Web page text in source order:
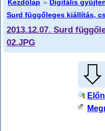
Kezdőlap » Digitális
Surd függőleges kiállítás,
2013.12.07. Surd
02.JPG